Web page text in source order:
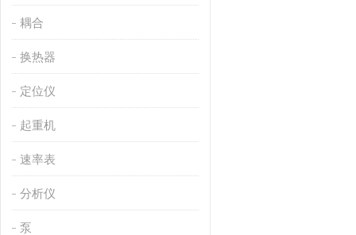
耦合
换热器
定位仪
起重机
速率表
分析仪
泵